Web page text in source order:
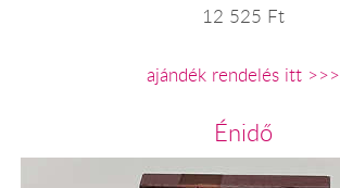
12 525 Ft
ajándék rendelés itt >>>
Énidő